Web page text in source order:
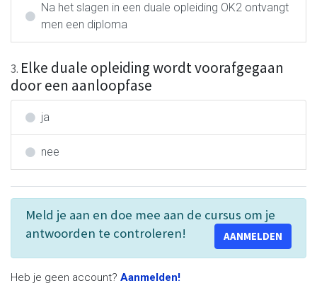
Na het slagen in een duale opleiding OK2 ontvangt
men een diploma
3. Elke duale opleiding wordt voorafgegaan
door een aanloopfase
ja
nee
Meld je aan en doe mee aan de cursus om je
antwoorden te controleren!
AANMELDEN
Heb je geen account? Aanmelden!
Onze website
Over ons
Onze blog
Connecteer met ons
Contacteer ons
Copyright © Katholiek Onderwijs Vlaanderen